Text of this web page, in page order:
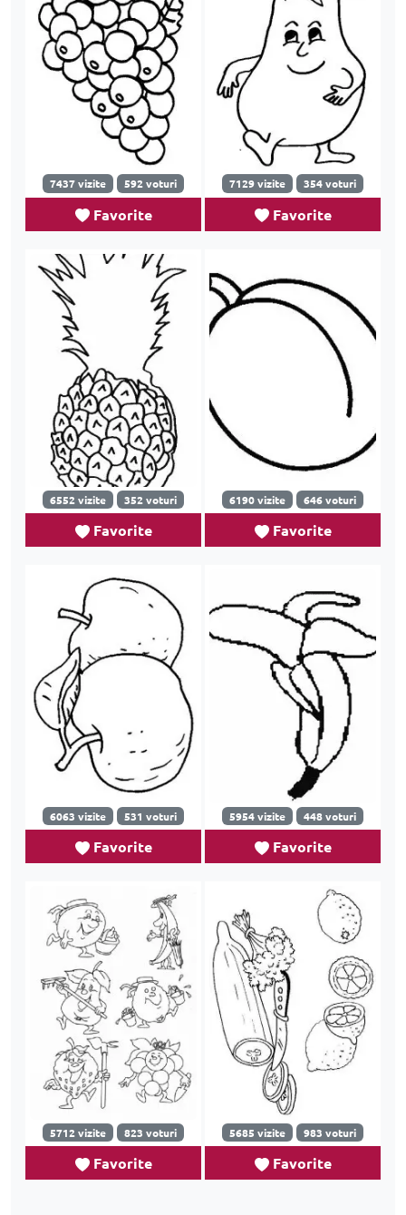
7437 vizite 592 voturi
Favorite
7129 vizite 354 voturi
Favorite
6552 vizite 352 voturi
Favorite
6190 vizite 646 voturi
Favorite
6063 vizite 531 voturi
Favorite
5954 vizite 448 voturi
Favorite
5712 vizite 823 voturi
Favorite
5685 vizite 983 voturi
Favorite